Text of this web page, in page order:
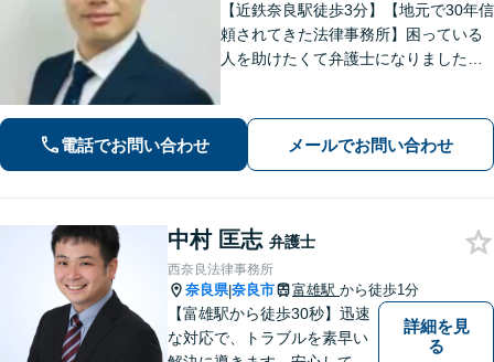
【近鉄奈良駅徒歩3分】【地元で30年信
頼されてきた法律事務所】困っている
人を助けたくて弁護士になりました。
借金でお困りの方はぜひ一度ご相談く
電話でお問い合わせ メールでお問い合わせ
中村 匡志 弁護士
西奈良法律事務所
奈良県|奈良市 富雄駅 から徒歩1分
【富雄駅から徒歩30秒】迅速
な対応で、トラブルを素早い
詳細を見
る